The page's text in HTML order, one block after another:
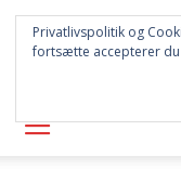
Privatlivspolitik og
fortsætte accepterer